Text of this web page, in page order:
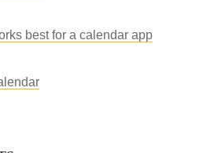
best for a calendar app